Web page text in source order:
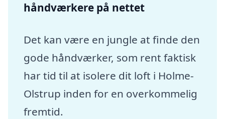
håndværkere på nettet
Det kan være en jungle at finde den
gode håndværker, som rent faktisk
har tid til at isolere dit loft i Holme-
Olstrup inden for en overkommelig
fremtid.